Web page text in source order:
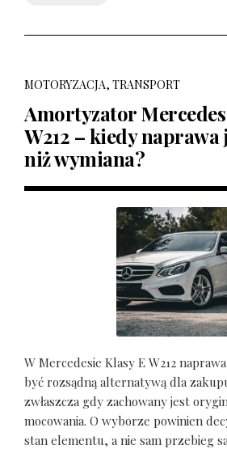
MOTORYZACJA, TRANSPORT
Amortyzator
W212 – kiedy naprawa
niż wymiana?
W Mercedesie Klasy E W212
być rozsądną alternatywą dla
zwłaszcza gdy zachowany jest
mocowania. O wyborze powinien
stan elementu, a nie sam przebieg